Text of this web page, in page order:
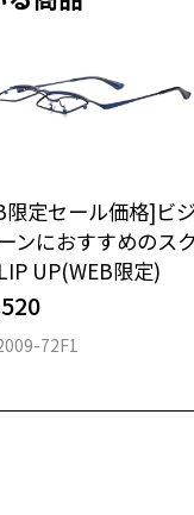
重さ
いください。
限定セール価格]ビ
ンにおすすめのス
UP(WEB限定)
72F1